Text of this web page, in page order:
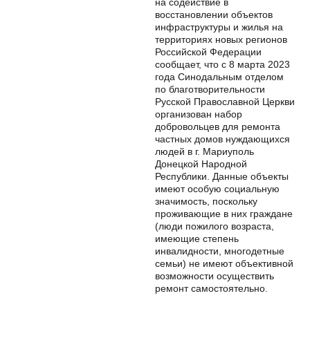
восстановлении объектов
инфраструктуры и жилья на
территориях новых регионов
Российской Федерации
сообщает, что с 8 марта 2023
года Синодальным отделом
по благотворительности
Русской Православной Церкви
организован набор
добровольцев для ремонта
частных домов нуждающихся
людей в г. Мариуполь
Донецкой Народной
Республики. Данные объекты
имеют особую социальную
значимость, поскольку
проживающие в них граждане
(люди пожилого возраста,
имеющие степень
инвалидности, многодетные
семьи) не имеют объективной
возможности осуществить
ремонт самостоятельно.